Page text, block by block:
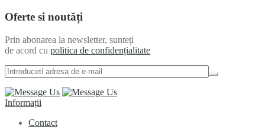
Oferte si noutăți
Prin abonarea la newsletter, sunteți
de acord cu politica de confidențialitate
Informații
Contact